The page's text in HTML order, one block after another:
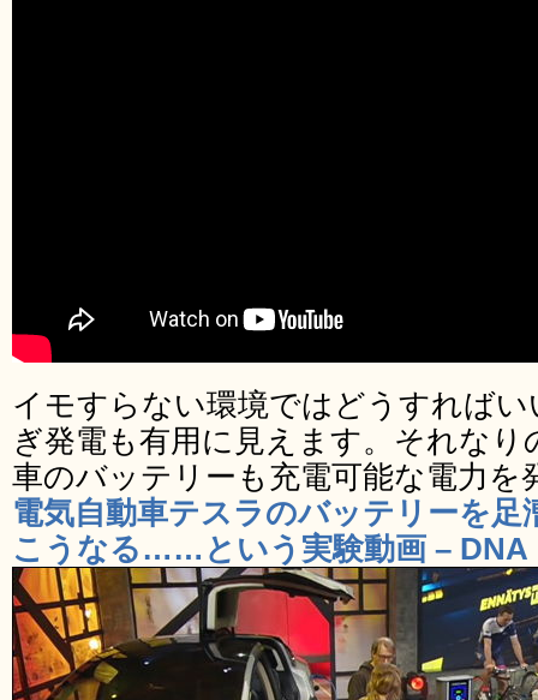
イモすらない環境ではどうすれば
ぎ発電も有用に見えます。それな
車のバッテリーも充電可能な電力を
電気自動車テスラのバッテリーを足
こうなる……という実験動画 – DNA